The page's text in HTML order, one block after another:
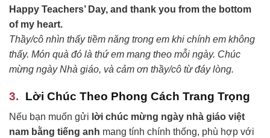
Happy Teachers’ Day, and thank you from the bottom
of my heart.
Thầy/cô nhìn thấy tiềm năng trong em khi chính em không
thấy. Món quà đó là thứ em mang theo mỗi ngày. Chúc
mừng ngày Nhà giáo, và cảm ơn thầy/cô từ đáy lòng.
Lời Chúc Theo Phong Cách Trang Trọng
Nếu bạn muốn gửi lời chúc mừng ngày nhà giáo việt
nam bằng tiếng anh mang tính chính thống, phù hợp với